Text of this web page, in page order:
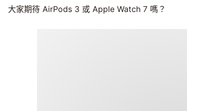
大家期待 AirPods 3 或 Apple Watch 7 嗎？